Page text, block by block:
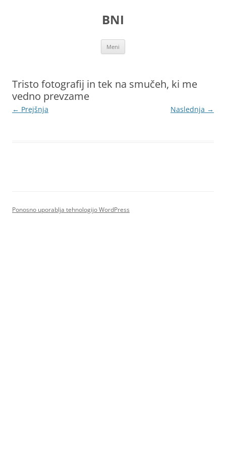
BNI
Meni
Tristo fotografij in tek na smučeh, ki me
vedno prevzame
← Prejšnja Naslednja →
Ponosno uporablja tehnologijo WordPress